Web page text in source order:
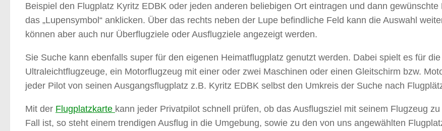
Beispiel den Flugplatz Kyritz EDBK oder jeden anderen beliebigen Ort eintragen und dann
das „Lupensymbol“ anklicken. Über das rechts neben der Lupe befindliche Feld kann die Auswahl
können aber auch nur Überflugziele oder Ausflugziele angezeigt werden.
Sie Suche kann ebenfalls super für den eigenen Heimatflugplatz genutzt werden. Dabei spielt es für
Ultraleichtflugzeuge, ein Motorflugzeug mit einer oder zwei Maschinen oder einen Gleitschirm bzw.
jeder Pilot von seinen Ausgangsflugplatz z.B. Kyritz EDBK selbst den Umkreis der Suche nach
Mit der Flugplatzkarte kann jeder Privatpilot schnell prüfen, ob das Ausflugsziel mit seinem Flugzeug
Fall ist, so steht einem trendigen Ausflug in die Umgebung, sowie zu den von uns angewählten